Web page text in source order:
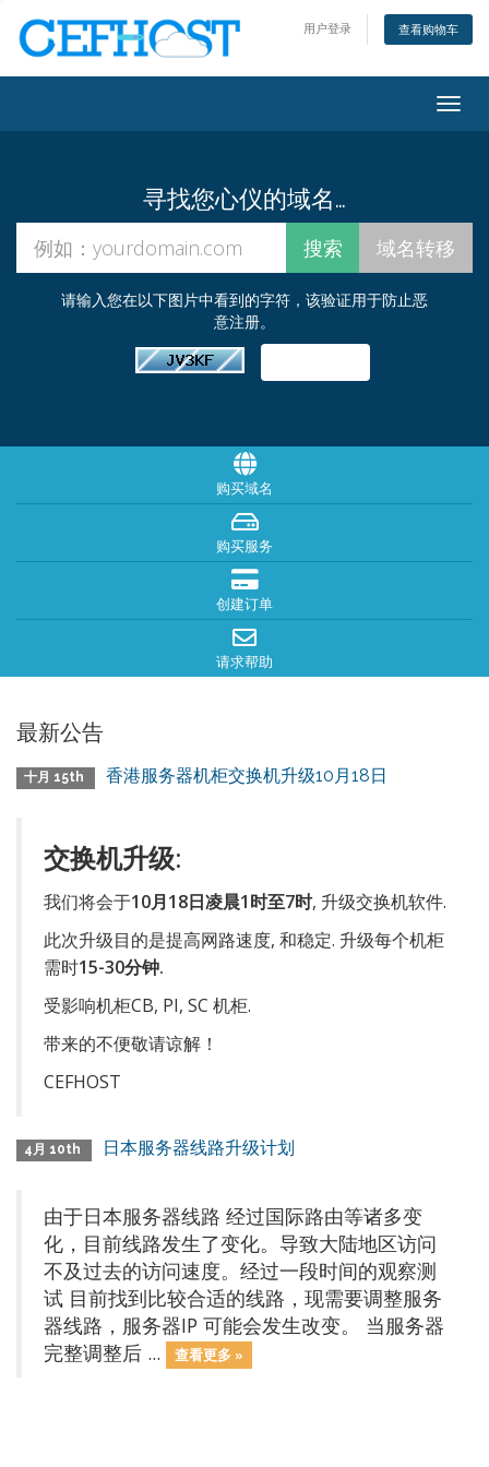
用户登录 查看购物车
寻找您心仪的域名…
请输入您在以下图片中看到的字符，该验证用于防止恶
意注册。
购买域名
购买服务
创建订单
请求帮助
最新公告
十月 15th 香港服务器机柜交换机升级10月18日
交换机升级:
我们将会于10月18日凌晨1时至7时, 升级交换机软件.
此次升级目的是提高网路速度, 和稳定. 升级每个机柜
需时15-30分钟.
受影响机柜CB, PI, SC 机柜.
带来的不便敬请谅解！
CEFHOST
4月 10th 日本服务器线路升级计划
由于日本服务器线路 经过国际路由等诸多变
化，目前线路发生了变化。导致大陆地区访问
不及过去的访问速度。经过一段时间的观察测
试 目前找到比较合适的线路，现需要调整服务
器线路，服务器IP 可能会发生改变。 当服务器
完整调整后 ...
查看更多 »